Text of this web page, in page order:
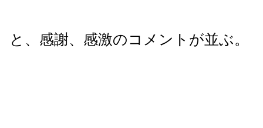
と、感謝、感激のコメントが並ぶ。